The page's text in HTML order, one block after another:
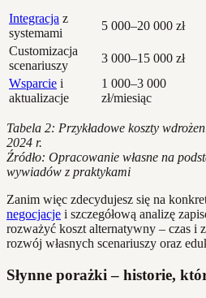
Integracja z
systemami
5 000–20 000 zł
Customizacja
scenariuszy
3 000–15 000 zł
Wsparcie i
aktualizacje
1 000–3 000
zł/miesiąc
Tabela 2: Przykładowe koszty
2024 r.
Źródło: Opracowanie własne na
wywiadów z praktykami
Zanim więc zdecydujesz się na
negocjacje i szczegółową analizę
rozważyć koszt alternatywny – czas i
rozwój własnych scenariuszy oraz
Słynne porażki – historie,